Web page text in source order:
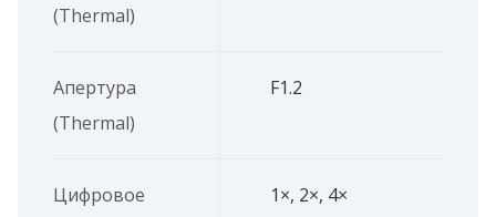
(Thermal)
Апертура
(Thermal)
F1.2
Цифровое
1×, 2×, 4×